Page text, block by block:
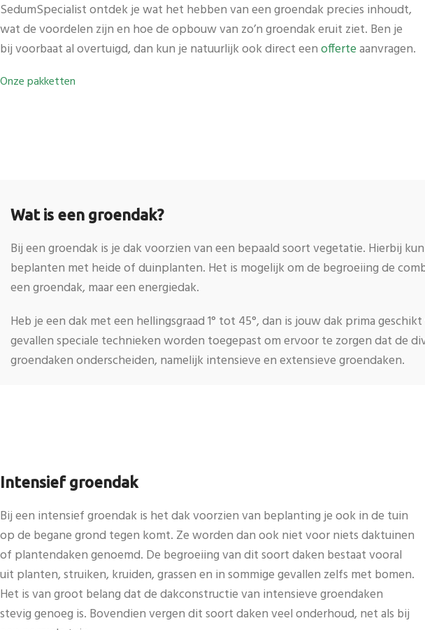
SedumSpecialist ontdek je wat het hebben van een groendak precies inhoudt,
wat de voordelen zijn en hoe de opbouw van zo’n groendak eruit ziet. Ben je
bij voorbaat al overtuigd, dan kun je natuurlijk ook direct eenofferteaanvragen.
Onze pakketten
Wat is een groendak?
Bij een groendak is je dak voorzien van een bepaald soort vegetatie. Hierbij
beplanten met heide of duinplanten. Het is mogelijk om de begroeiing de
een groendak, maar een energiedak.
Heb je een dak met een hellingsgraad 1° tot 45°, dan is jouw dak prima
gevallen speciale technieken worden toegepast om ervoor te zorgen dat de
groendaken onderscheiden, namelijk intensieve en extensieve groendaken.
Intensief groendak
Bij een intensief groendak is het dak voorzien van beplanting je ook in de tuin
op de begane grond tegen komt. Ze worden dan ook niet voor niets daktuinen
of plantendaken genoemd. De begroeiing van dit soort daken bestaat vooral
uit planten, struiken, kruiden, grassen en in sommige gevallen zelfs met bomen.
Het is van groot belang dat de dakconstructie van intensieve groendaken
stevig genoeg is. Bovendien vergen dit soort daken veel onderhoud, net als bij